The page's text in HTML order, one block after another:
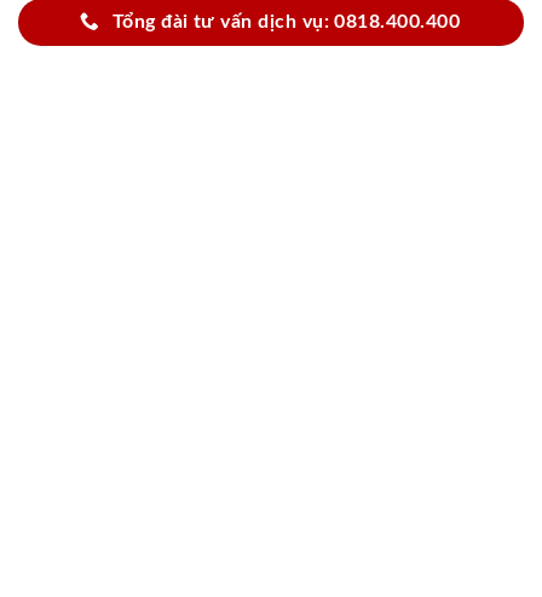
Tổng đài tư vấn dịch vụ: 0818.400.400